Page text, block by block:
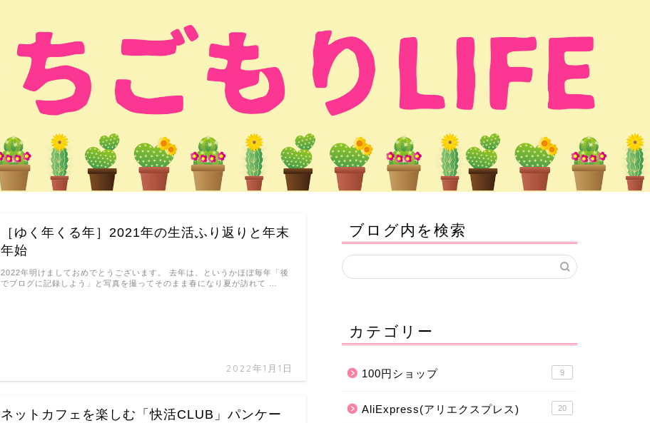
［ゆく年くる年］2021年の生活ふり返りと年末
年始
2022年1月1日
2022年明けましておめでとうございます。 去年は、というかほぼ毎年「後
でブログに記録しよう」と写真を撮ってそのまま春になり夏が訪れて …
ネットカフェを楽しむ「快活CLUB」パンケー
ブログ内を検索
カテゴリー
100円ショップ 9
AliExpress(アリエクスプレス) 20